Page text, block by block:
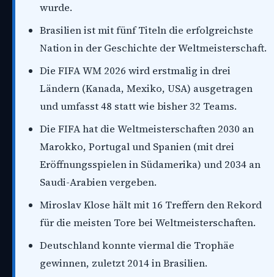
wurde.
Brasilien ist mit fünf Titeln die erfolgreichste
Nation in der Geschichte der Weltmeisterschaft.
Die FIFA WM 2026 wird erstmalig in drei
Ländern (Kanada, Mexiko, USA) ausgetragen
und umfasst 48 statt wie bisher 32 Teams.
Die FIFA hat die Weltmeisterschaften 2030 an
Marokko, Portugal und Spanien (mit drei
Eröffnungsspielen in Südamerika) und 2034 an
Saudi-Arabien vergeben.
Miroslav Klose hält mit 16 Treffern den Rekord
für die meisten Tore bei Weltmeisterschaften.
Deutschland konnte viermal die Trophäe
gewinnen, zuletzt 2014 in Brasilien.